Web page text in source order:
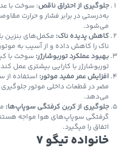
از احتراق ناقص: سوخت با عدد
در برابر فشار و حرارت مقاومت
پدیده ناک:مکمل‌های بنزین با
را کاهش داده و از آسیب به موتور
عملکرد توربوشارژر:سوخت با کیفیت
با کارایی بیشتری عمل کند و
عمر مفید موتور:استفاده از
در قطعات داخلی موتور جلوگیری کرده
از کربن کرفتگی سوپاپ‌ها:
سوپاپ‌های هوا مواجه هستند و
را میگیرد.
تیگو 7